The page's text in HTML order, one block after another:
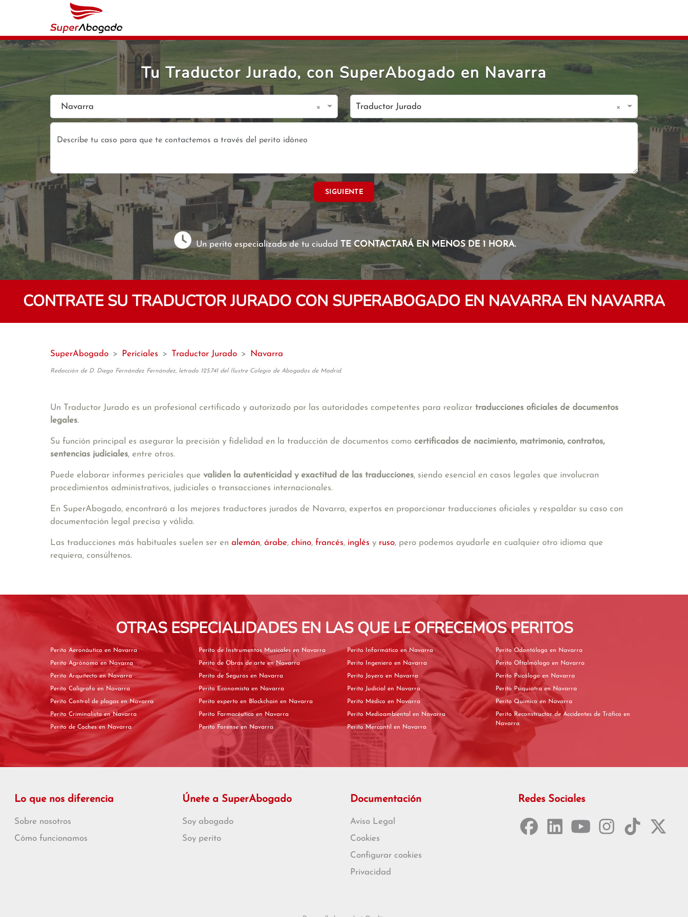
Tu Traductor Jurado, con SuperAbogado en Navarra
Navarra × Traductor Jurado ×
SIGUIENTE
Un perito especializado de tu ciudad TE CONTACTARÁ EN MENOS DE 1 HORA.
CONTRATE SU TRADUCTOR JURADO CON SUPERABOGADO EN NAVARRA EN NAVARRA
SuperAbogado > Periciales > Traductor Jurado > Navarra
Redacción de D. Diego Fernández Fernández, letrado 125.741 del Ilustre Colegio de Abogados de Madrid.
Un Traductor Jurado es un profesional certificado y autorizado por las autoridades competentes para realizar traducciones oficiales de documentos
legales.
Su función principal es asegurar la precisión y fidelidad en la traducción de documentos como certificados de nacimiento, matrimonio, contratos,
sentencias judiciales, entre otros.
Puede elaborar informes periciales que validen la autenticidad y exactitud de las traducciones, siendo esencial en casos legales que involucran
procedimientos administrativos, judiciales o transacciones internacionales.
En SuperAbogado, encontrará a los mejores traductores jurados de Navarra, expertos en proporcionar traducciones oficiales y respaldar su caso con
documentación legal precisa y válida.
Las traducciones más habituales suelen ser en alemán, árabe, chino, francés, inglés y ruso, pero podemos ayudarle en cualquier otro idioma que
requiera, consúltenos.
OTRAS ESPECIALIDADES EN LAS QUE LE OFRECEMOS PERITOS
Perito Aeronáutico en Navarra
Perito Agrónomo en Navarra
Perito Arquitecto en Navarra
Perito Calígrafo en Navarra
Perito Control de plagas en Navarra
Perito Criminalista en Navarra
Perito de Coches en Navarra
Perito de Instrumentos Musicales en Navarra
Perito de Obras de arte en Navarra
Perito de Seguros en Navarra
Perito Economista en Navarra
Perito experto en Blockchain en Navarra
Perito Farmacéutico en Navarra
Perito Forense en Navarra
Perito Informático en Navarra
Perito Ingeniero en Navarra
Perito Joyero en Navarra
Perito Judicial en Navarra
Perito Médico en Navarra
Perito Medioambiental en Navarra
Perito Mercantil en Navarra
Perito Odontólogo en Navarra
Perito Oftalmólogo en Navarra
Perito Psicólogo en Navarra
Perito Psiquiatra en Navarra
Perito Químico en Navarra
Perito Reconstructor de Accidentes de Tráfico en
Navarra
Lo que nos diferencia
Sobre nosotros
Cómo funcionamos
Únete a SuperAbogado
Soy abogado
Soy perito
Documentación
Aviso Legal
Cookies
Configurar cookies
Privacidad
Redes Sociales